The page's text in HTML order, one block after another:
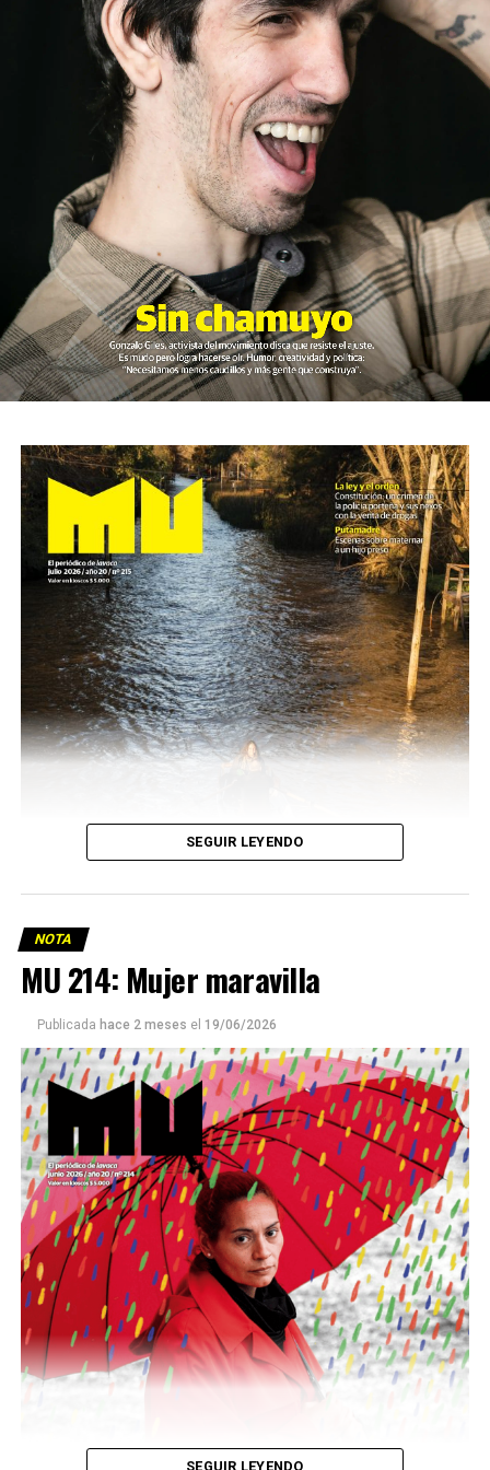
Este número 215 de MU ☝️viene con doble tapa, que
podría ser una frase:
Sin chamuyo, a remarla.
Descargar la Mu en PDF
SEGUIR LEYENDO
NOTA
MU 214: Mujer maravilla
Publicada hace 2 meses el 19/06/2026
SEGUIR LEYENDO